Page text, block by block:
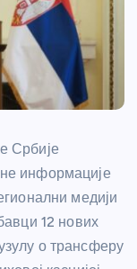
Србије
информације
медији
12 нових
о трансферу